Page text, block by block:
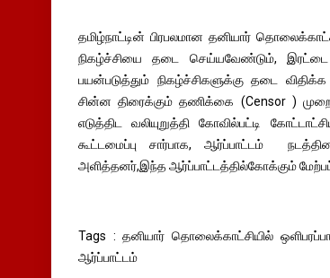
தமிழ்நாட்டின் பிரபலமான தனியார்
நிகழ்ச்சியை தடை செய்யவேண்டும்,
பயன்படுத்தும் நிகழ்ச்சிகளுக்கு தடை விதிக்க
சின்ன திரைக்கும் தணிக்கை (Censor )
எடுத்திட வலியுறுத்தி கோவில்பட்டி
கூட்டமைப்பு சார்பாக, ஆர்ப்பாட்டம்
அளித்தனர்,இந்த ஆர்ப்பாட்டத்தில்கோக்கும்
Tags : தனியார் தொலைக்காட்சியில்
ஆர்ப்பாட்டம்